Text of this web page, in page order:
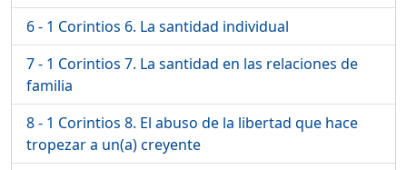
6 - 1 Corintios 6. La santidad individual
7 - 1 Corintios 7. La santidad en las relaciones de
familia
8 - 1 Corintios 8. El abuso de la libertad que hace
tropezar a un(a) creyente